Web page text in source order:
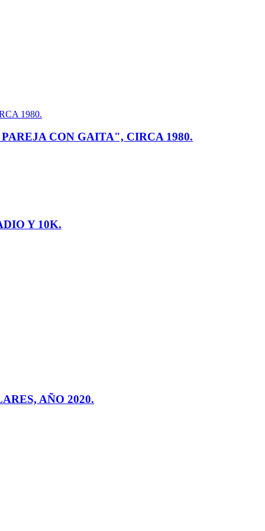
CON GAITA", CIRCA 1980.
Y 10K.
AÑO 2020.